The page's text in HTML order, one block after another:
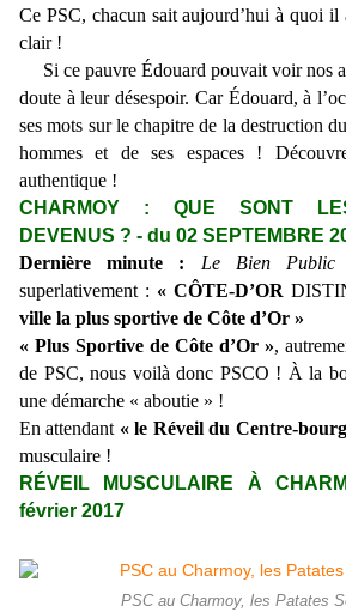
Ce PSC, chacun sait aujourd’hui à quoi il
clair !
Si ce pauvre Édouard pouvait voir nos
doute à leur désespoir. Car Édouard, à
ses mots sur le chapitre de la destruction
hommes et de ses espaces !
authentique !
CHARMOY : QUE SONT
DEVENUS ? - du 02 SEPTEMBRE
Dernière minute : Le Bien
superlativement : « CÔTE-D’OR
ville la plus sportive de Côte d’Or »
« Plus Sportive de Côte d’Or »,
de PSC, nous voilà donc PSCO ! À la
une démarche « aboutie » !
En attendant « le Réveil du Centre-
musculaire !
RÉVEIL MUSCULAIRE À
février 2017
PSC au Charmoy, les Patates